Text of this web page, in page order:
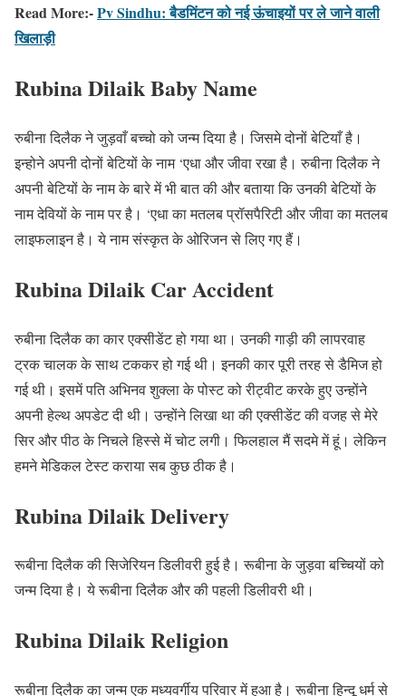
Read More:-Pv Sindhu: बैडमिंटन को नई ऊंचाइयों पर ले जाने वाली
खिलाड़ी
Rubina Dilaik Baby Name
रुबीना दिलैक ने जुड़वाँ बच्चो को जन्म दिया है। जिसमे दोनों बेटियाँ है।
इन्होने अपनी दोनों बेटियों के नाम ‘एधा और जीवा रखा है। रुबीना दिलैक ने
अपनी बेटियों के नाम के बारे में भी बात की और बताया कि उनकी बेटियों के
नाम देवियों के नाम पर है। ‘एधा का मतलब प्रॉसपैरिटी और जीवा का मतलब
लाइफलाइन है। ये नाम संस्कृत के ओरिजन से लिए गए हैं।
Rubina Dilaik Car Accident
रुबीना दिलैक का कार एक्सीडेंट हो गया था। उनकी गाड़ी की लापरवाह
ट्रक चालक के साथ टककर हो गई थी। इनकी कार पूरी तरह से डैमिज हो
गई थी। इसमें पति अभिनव शुक्ला के पोस्ट को रीट्वीट करके हुए उन्होंने
अपनी हेल्थ अपडेट दी थी। उन्होंने लिखा था की एक्सीडेंट की वजह से मेरे
सिर और पीठ के निचले हिस्से में चोट लगी। फिलहाल मैं सदमे में हूं। लेकिन
हमने मेडिकल टेस्ट कराया सब कुछ ठीक है।
Rubina Dilaik Delivery
रूबीना दिलैक की सिजेरियन डिलीवरी हुई है। रूबीना के जुड़वा बच्चियों को
जन्म दिया है। ये रूबीना दिलैक और की पहली डिलीवरी थी।
Rubina Dilaik Religion
रूबीना दिलैक का जन्म एक मध्यवर्गीय परिवार में हुआ है। रूबीना हिन्दू धर्म से